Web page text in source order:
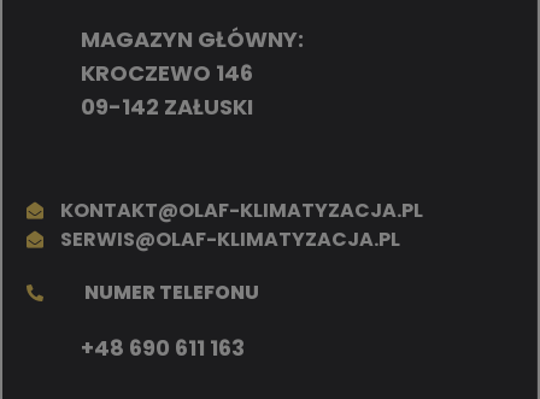
MAGAZYN GŁÓWNY:
KROCZEWO 146
09-142 ZAŁUSKI
KONTAKT@OLAF-KLIMATYZACJA.PL
SERWIS@OLAF-KLIMATYZACJA.PL
NUMER TELEFONU
+48 690 611 163